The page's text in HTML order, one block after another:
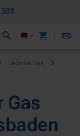
Lagertechnik
Gas